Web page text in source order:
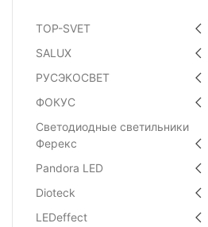
TOP-SVET
SALUX
РУСЭКОСВЕТ
ФОКУС
Светодиодные светильники
Ферекс
Pandora LED
Dioteck
LEDeffect